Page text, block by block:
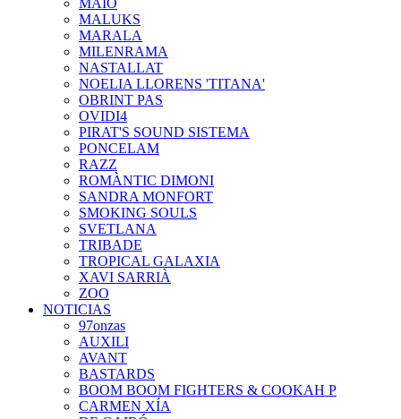
MAIO
MALUKS
MARALA
MILENRAMA
NASTALLAT
NOELIA LLORENS 'TITANA'
OBRINT PAS
OVIDI4
PIRAT'S SOUND SISTEMA
PONCELAM
RAZZ
ROMÀNTIC DIMONI
SANDRA MONFORT
SMOKING SOULS
SVETLANA
TRIBADE
TROPICAL GALAXIA
XAVI SARRIÀ
ZOO
NOTICIAS
97onzas
AUXILI
AVANT
BASTARDS
BOOM BOOM FIGHTERS & COOKAH P
CARMEN XÍA